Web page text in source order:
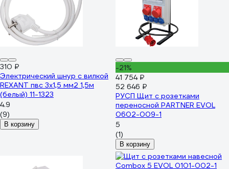
310 ₽
Электрический шнур с вилкой
REXANT пвс 3x1,5 мм2 1,5м
(белый) 11-1323
4.9
(9)
В корзину
-21%
41 754 ₽
52 646 ₽
РУСП Щит с розетками
переносной PARTNER EVOL
0602-009-1
5
(1)
В корзину